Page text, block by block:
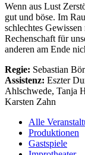
Wenn aus Lust
gut und böse. Im
schlechtes
Rechenschaft für
anderen am Ende
Regie: Sebastian
Assistenz: Eszter
Ahlschwede, Tanja
Karsten Zahn
Alle
Produktionen
Gastspiele